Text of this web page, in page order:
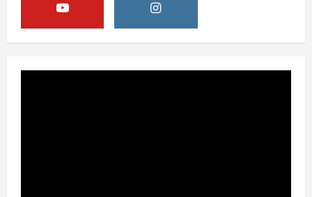
August 6, 2026
Opini
Etika, Verifikasi, dan Media Tepercaya